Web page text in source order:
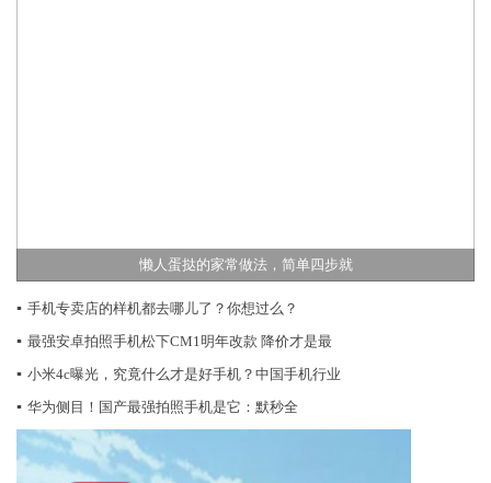
懒人蛋挞的家常做法，简单四步就
▪ 手机专卖店的样机都去哪儿了？你想过么？
▪ 最强安卓拍照手机松下CM1明年改款 降价才是最
▪ 小米4c曝光，究竟什么才是好手机？中国手机行业
▪ 华为侧目！国产最强拍照手机是它：默秒全